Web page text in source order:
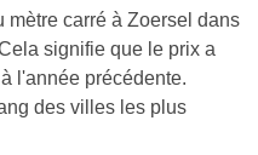
mètre carré à Zoersel dans
signifie que le prix a
l'année précédente.
des villes les plus